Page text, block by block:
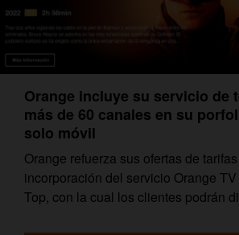
Orange incluye su servicio de
más de 60 canales en su
solo móvil
Orange refuerza sus ofertas de
incorporación del servicio Orange
Top, con la cual los clientes podrán